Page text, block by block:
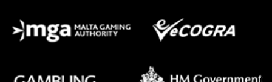
Gà Đá Đòn Độc – Mẹo Huấn Luyện Chiến Kê Bất Bại 2025
Tháng 3 20, 2025